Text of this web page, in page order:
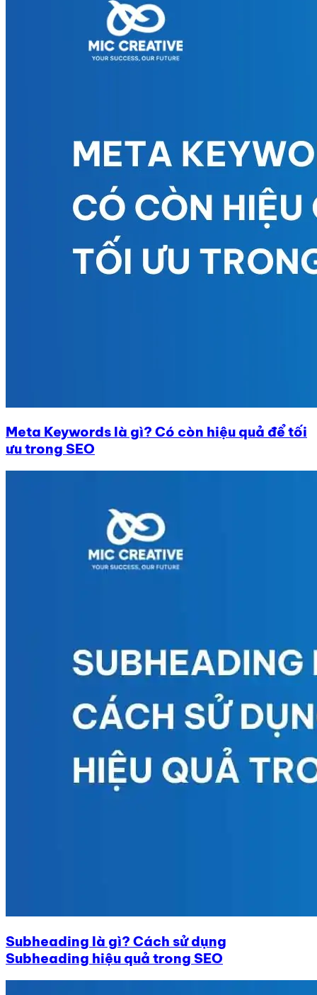
Meta Keywords là gì? Có còn hiệu quả để tối
ưu trong SEO
Subheading là gì? Cách sử dụng
Subheading hiệu quả trong SEO